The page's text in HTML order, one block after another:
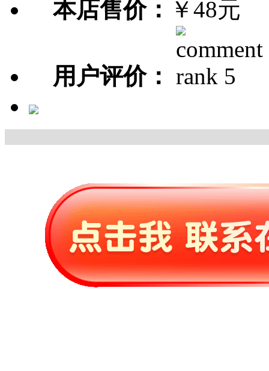
本店售价： ￥48元
用户评价：